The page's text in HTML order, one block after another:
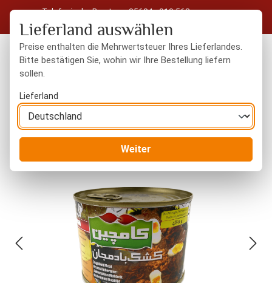
Zum Hauptinhalt springen
Telefonische Beratung: 05604 - 919 563
Kostenloser Versand in Deutschland ab 50 € Warenwert
Lieferland auswählen
Preise enthalten die Mehrwertsteuer Ihres Lieferlandes.
Bitte bestätigen Sie, wohin wir Ihre Bestellung liefern
sollen.
Lieferland
Weiter